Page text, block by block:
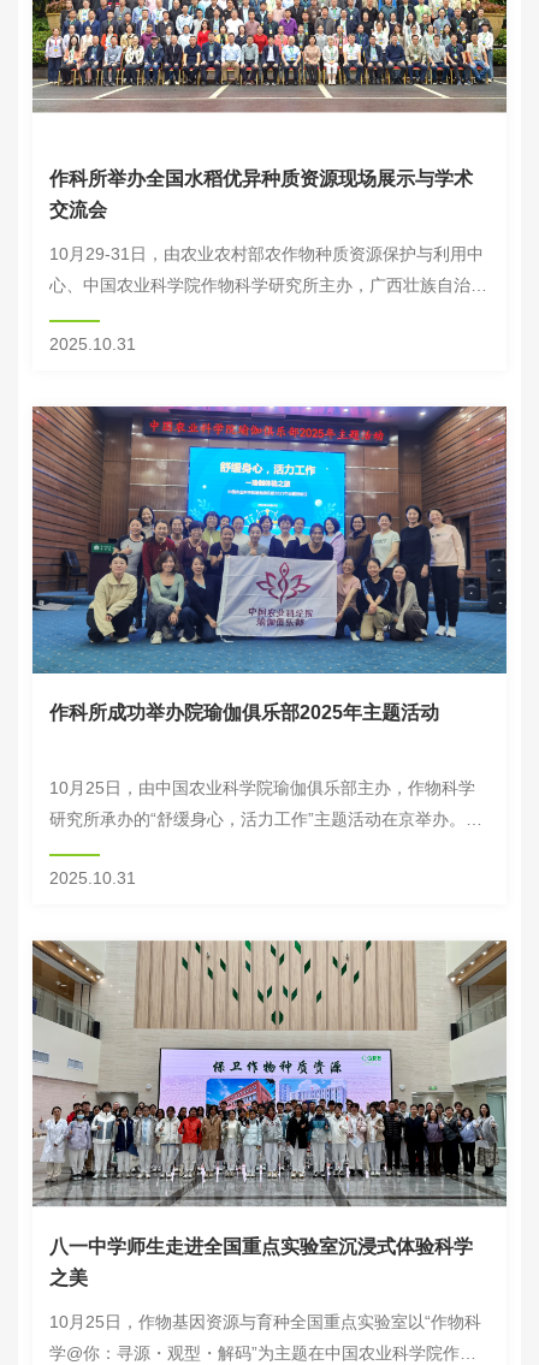
作科所举办全国水稻优异种质资源现场展示与学术
交流会
10月29-31日，由农业农村部农作物种质资源保护与利用中
心、中国农业科学院作物科学研究所主办，广西壮族自治区
农业科学院承办的“全国水稻优异种质资源现场展示与学术
交流会”在广西南宁举行。广西壮族自治区...
2025.10.31
作科所成功举办院瑜伽俱乐部2025年主题活动
10月25日，由中国农业科学院瑜伽俱乐部主办，作物科学
研究所承办的“舒缓身心，活力工作”主题活动在京举办。来
自京内院属单位的30余名俱乐部会员沉浸式体验瑜伽练习、
聆听专业知识讲座，并围绕瑜伽习练进行交...
2025.10.31
八一中学师生走进全国重点实验室沉浸式体验科学
之美
10月25日，作物基因资源与育种全国重点实验室以“作物科
学@你：寻源・观型・解码”为主题在中国农业科学院作物